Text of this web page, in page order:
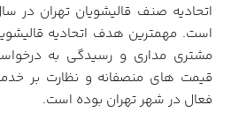
است. مهمترین هدف اتحادیه
مشتری مداری و رسیدگی به
قیمت های منصفانه و نظارت بر
فعال در شهر تهران بوده است.